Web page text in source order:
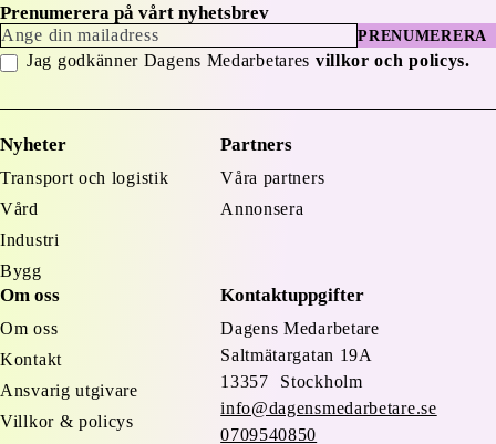
Prenumerera på vårt nyhetsbrev
PRENUMERERA
Jag godkänner Dagens Medarbetares villkor och policys.
Nyheter
Transport och logistik
Vård
Industri
Bygg
Partners
Våra partners
Annonsera
Om oss
Om oss
Kontakt
Ansvarig utgivare
Villkor & policys
Kontaktuppgifter
Dagens Medarbetare
Saltmätargatan 19A
13357 Stockholm
info@dagensmedarbetare.se
0709540850